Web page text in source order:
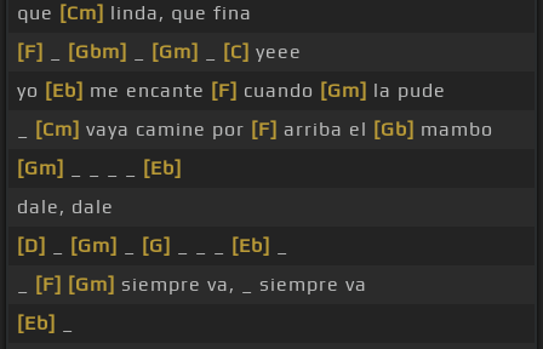
que [Cm] linda, que fina
[F]
[Gbm] [Gm] [C] yeee
yo [Eb] me encante [F] cuando [Gm] la pude
[Cm] vaya camine por [F] arriba el [Gb] mambo
[Gm]
[Eb]
dale, dale
[D]
[Gm] [G] [Eb]
[F] [Gm] siempre va, _ siempre va
[Eb]